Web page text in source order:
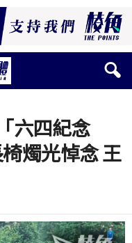
六四紀念
燭光悼念 王